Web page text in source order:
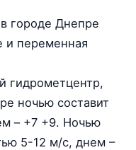
городе Днепре
и переменная
гидрометцентр,
ночью составит
– +7 +9. Ночью
5-12 м/с, днем –